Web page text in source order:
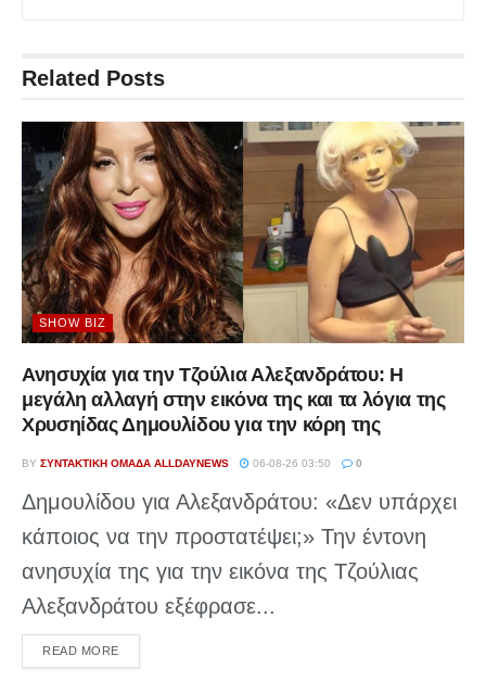
Related Posts
SHOW BIZ
Ανησυχία για την Τζούλια Αλεξανδράτου: Η
μεγάλη αλλαγή στην εικόνα της και τα λόγια της
Χρυσηίδας Δημουλίδου για την κόρη της
BY ΣΥΝΤΑΚΤΙΚΉ ΟΜΆΔΑ ALLDAYNEWS 06-08-26 03:50 0
Δημουλίδου για Αλεξανδράτου: «Δεν υπάρχει
κάποιος να την προστατέψει;» Την έντονη
ανησυχία της για την εικόνα της Τζούλιας
Αλεξανδράτου εξέφρασε...
READ MOREDETAILS